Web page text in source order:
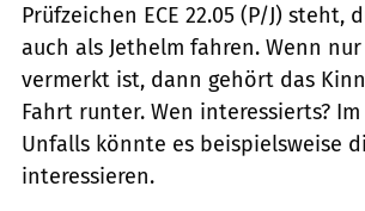
Prüfzeichen ECE 22.05 (P/J) steht,
auch als Jethelm fahren. Wenn
vermerkt ist, dann gehört das
Fahrt runter. Wen interessierts?
Unfalls könnte es beispielsweise
interessieren.